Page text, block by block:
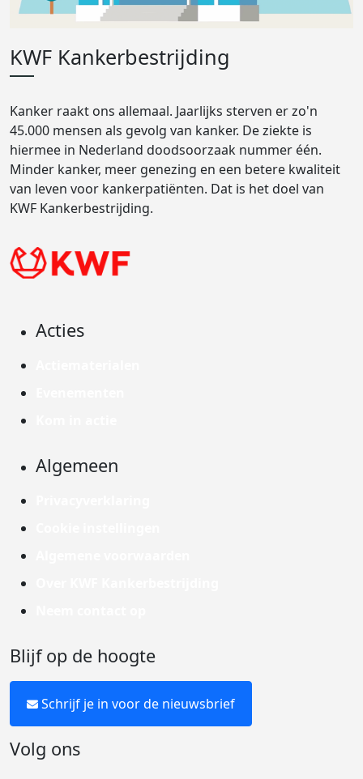
KWF Kankerbestrijding
Kanker raakt ons allemaal. Jaarlijks sterven er zo'n
45.000 mensen als gevolg van kanker. De ziekte is
hiermee in Nederland doodsoorzaak nummer één.
Minder kanker, meer genezing en een betere kwaliteit
van leven voor kankerpatiënten. Dat is het doel van
KWF Kankerbestrijding.
Acties
Algemeen
Blijf op de hoogte
Schrijf je in voor de nieuwsbrief
Volg ons